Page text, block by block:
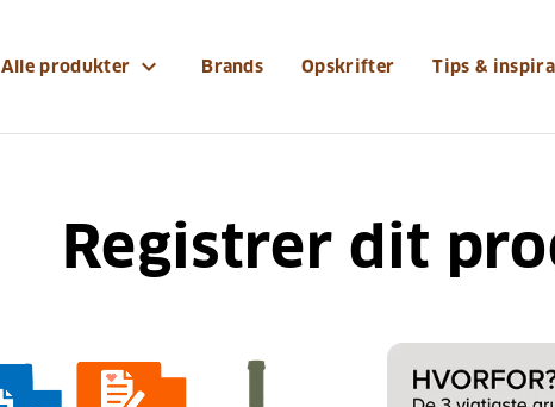
Alle produkter expand_more Brands Opskrifter Tips &
Registrer dit